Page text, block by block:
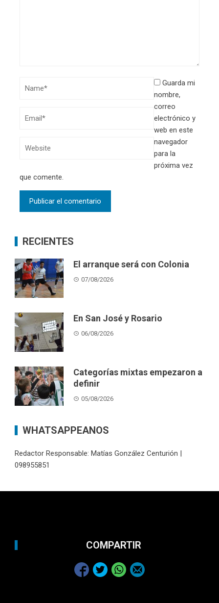
Guarda mi
nombre,
correo
electrónico y
web en este
navegador
para la
próxima vez
que comente.
RECIENTES
El arranque será con Colonia
07/08/2026
En San José y Rosario
06/08/2026
Categorías mixtas empezaron a
definir
05/08/2026
WHATSAPPEANOS
Redactor Responsable: Matías González Centurión |
098955851
COMPARTIR